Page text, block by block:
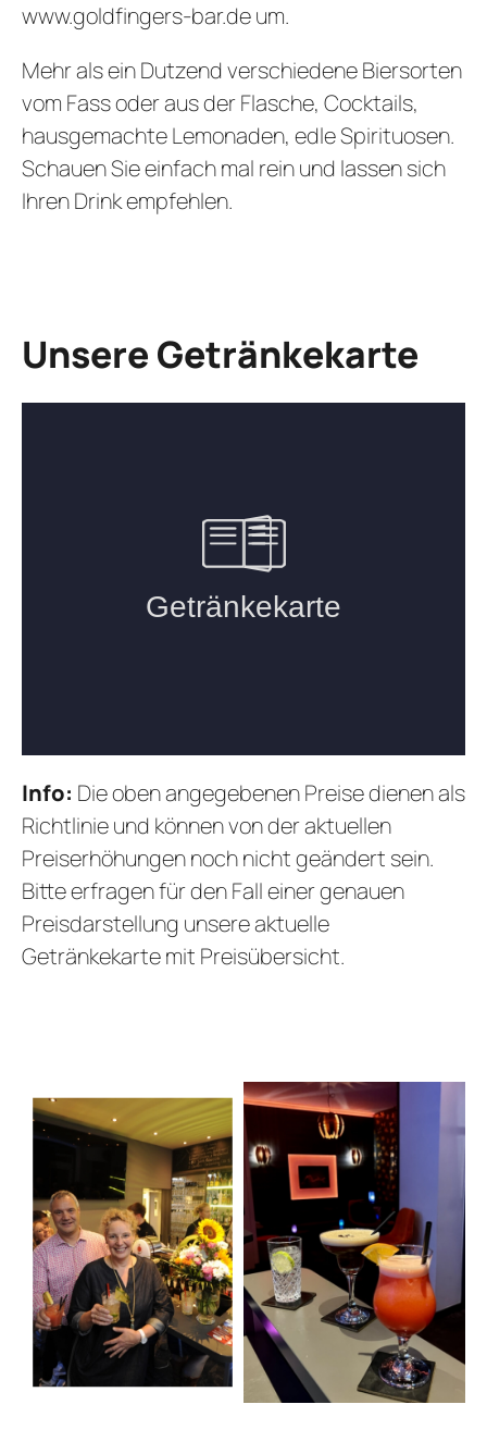
www.goldfingers-bar.deum.
Mehr als ein Dutzend verschiedene Biersorten
vom Fass oder aus der Flasche, Cocktails,
hausgemachte Lemonaden, edle Spirituosen.
Schauen Sie einfach mal rein und lassen sich
Ihren Drink empfehlen.
Unsere Getränkekarte
Info: Die oben angegebenen Preise dienen als
Richtlinie und können von der aktuellen
Preiserhöhungen noch nicht geändert sein.
Bitte erfragen für den Fall einer genauen
Preisdarstellung unsere aktuelle
Getränkekarte mit Preisübersicht.